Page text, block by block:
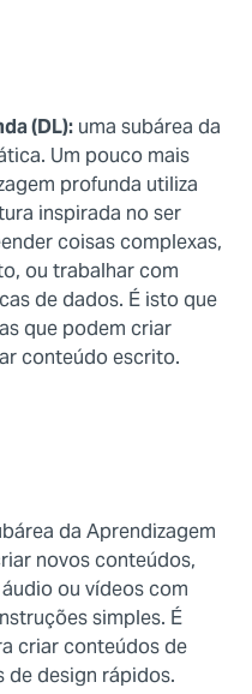
(DL): uma subárea da
Um pouco mais
profunda utiliza
inspirada no ser
coisas complexas,
ou trabalhar com
de dados. É isto que
que podem criar
conteúdo escrito.
da Aprendizagem
novos conteúdos,
ou vídeos com
simples. É
criar conteúdos de
de design rápidos.